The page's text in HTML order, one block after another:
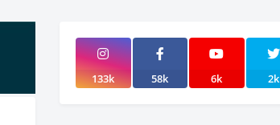
133k 58k 6k 2k